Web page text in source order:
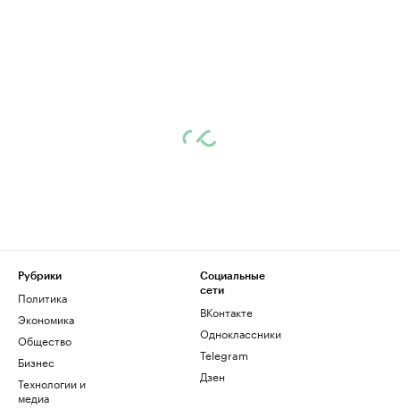
Рубрики
Политика
Экономика
Общество
Бизнес
Технологии и
медиа
Социальные
сети
ВКонтакте
Одноклассники
Telegram
Дзен